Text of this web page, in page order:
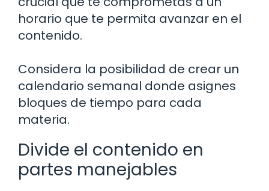
horario que te permita avanzar en el
contenido.
Considera la posibilidad de crear un
calendario semanal donde asignes
bloques de tiempo para cada
materia.
Divide el contenido en
partes manejables